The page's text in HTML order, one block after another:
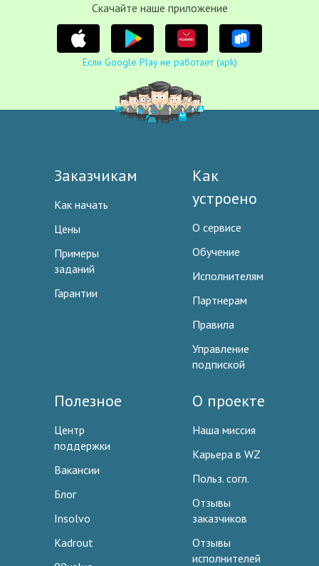
Cкачайте наше приложение
Если Google Play не работает (apk)
Заказчикам
Как начать
Цены
Примеры
заданий
Гарантии
Как
устроено
О сервисе
Обучение
Исполнителям
Партнерам
Правила
Управление
подпиской
Полезное
Центр
поддержки
Вакансии
Блог
Insolvo
Kadrout
О проекте
Наша миссия
Карьера в WZ
Польз. согл.
Отзывы
заказчиков
Отзывы
исполнителей